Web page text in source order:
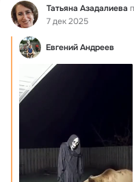
Фид Татьяна Азадалиева
7 дек 2025
Евгений Андреев